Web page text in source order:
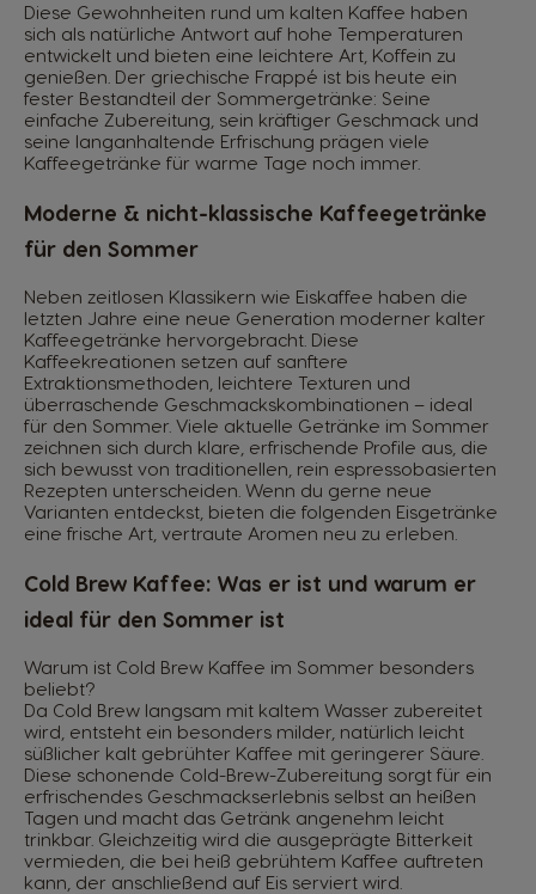
Diese Gewohnheiten rund um kalten Kaffee haben
sich als natürliche Antwort auf hohe Temperaturen
entwickelt und bieten eine leichtere Art, Koffein zu
genießen. Der griechische Frappé ist bis heute ein
fester Bestandteil der Sommergetränke: Seine
einfache Zubereitung, sein kräftiger Geschmack und
seine langanhaltende Erfrischung prägen viele
Kaffeegetränke für warme Tage noch immer.
Moderne & nicht-klassische Kaffeegetränke
für den Sommer
Neben zeitlosen Klassikern wie Eiskaffee haben die
letzten Jahre eine neue Generation moderner kalter
Kaffeegetränke hervorgebracht. Diese
Kaffeekreationen setzen auf sanftere
Extraktionsmethoden, leichtere Texturen und
überraschende Geschmackskombinationen – ideal
für den Sommer. Viele aktuelle Getränke im Sommer
zeichnen sich durch klare, erfrischende Profile aus, die
sich bewusst von traditionellen, rein espresso­basierten
Rezepten unterscheiden. Wenn du gerne neue
Varianten entdeckst, bieten die folgenden Eisgetränke
eine frische Art, vertraute Aromen neu zu erleben.
Cold Brew Kaffee: Was er ist und warum er
ideal für den Sommer ist
Warum ist Cold Brew Kaffee im Sommer besonders
beliebt?
Da Cold Brew langsam mit kaltem Wasser zubereitet
wird, entsteht ein besonders milder, natürlich leicht
süßlicher kalt gebrühter Kaffee mit geringerer Säure.
Diese schonende Cold-Brew-Zubereitung sorgt für ein
erfrischendes Geschmackserlebnis selbst an heißen
Tagen und macht das Getränk angenehm leicht
trinkbar. Gleichzeitig wird die ausgeprägte Bitterkeit
vermieden, die bei heiß gebrühtem Kaffee auftreten
kann, der anschließend auf Eis serviert wird.